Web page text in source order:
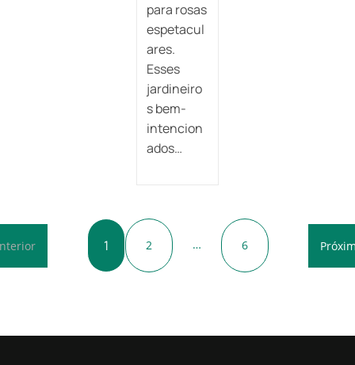
para rosas
espetacul
ares.
Esses
jardineiro
s bem-
intencion
ados…
1 2 … 6